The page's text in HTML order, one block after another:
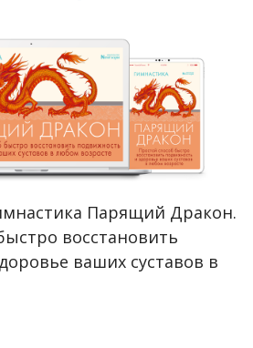
Парящий Дракон.
восстановить
ваших суставов в